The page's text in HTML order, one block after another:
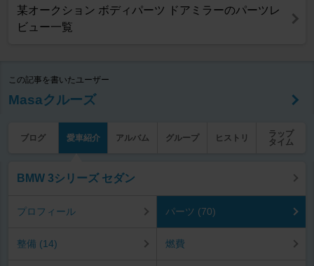
某オークション ボディパーツ ドアミラーのパーツレ
ビュー一覧
この記事を書いたユーザー
Masaクルーズ
ブログ 愛車紹介 アルバム グループ ヒストリ
ラップ
タイム
BMW 3シリーズ セダン
プロフィール パーツ (70)
整備 (14) 燃費